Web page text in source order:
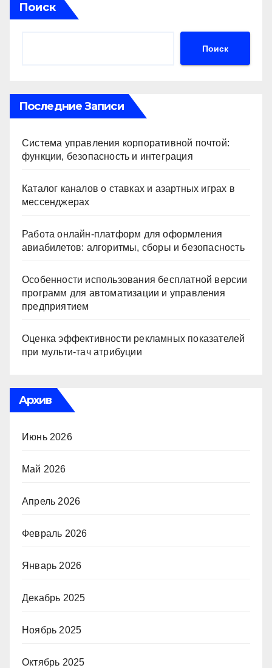
Поиск
Поиск
Последние Записи
Система управления корпоративной почтой:
функции, безопасность и интеграция
Каталог каналов о ставках и азартных играх в
мессенджерах
Работа онлайн‑платформ для оформления
авиабилетов: алгоритмы, сборы и безопасность
Особенности использования бесплатной версии
программ для автоматизации и управления
предприятием
Оценка эффективности рекламных показателей
при мульти-тач атрибуции
Архив
Июнь 2026
Май 2026
Апрель 2026
Февраль 2026
Январь 2026
Декабрь 2025
Ноябрь 2025
Октябрь 2025